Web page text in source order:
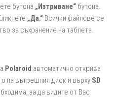
бутона „Изтриване“ бутона.
„Да.“ Всички файлове се
за съхранение на таблета.
Polaroid автоматично открива
на вътрешния диск и върху SD
за да видите от Вас